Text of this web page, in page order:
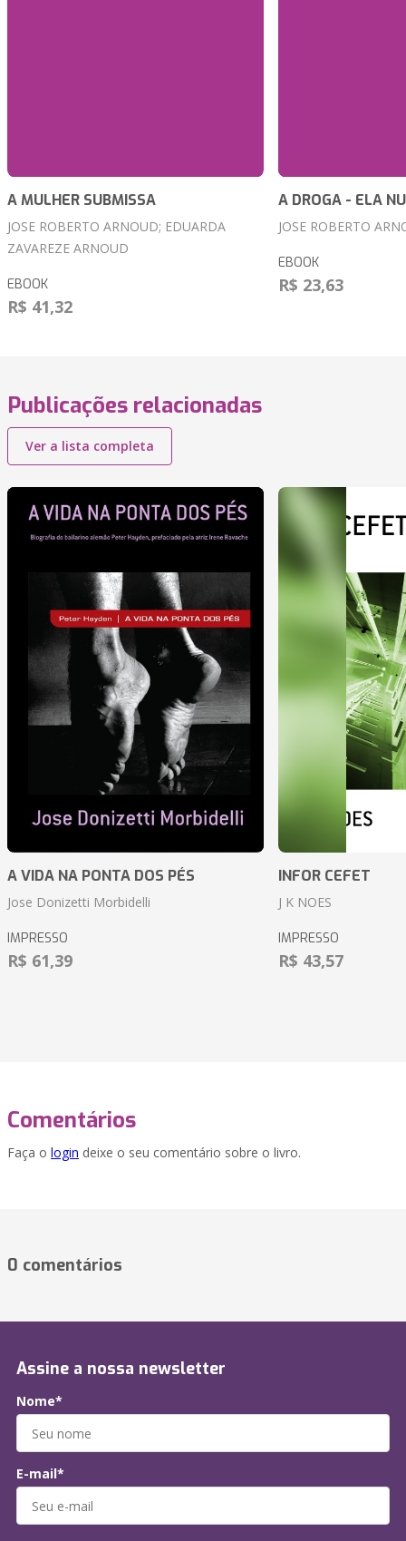
A MULHER SUBMISSA
JOSE ROBERTO ARNOUD; EDUARDA
ZAVAREZE ARNOUD
EBOOK
R$ 41,32
A DROGA - ELA
JOSE ROBERTO
EBOOK
R$ 23,63
Publicações relacionadas
Ver a lista completa
A VIDA NA PONTA DOS PÉS
Jose Donizetti Morbidelli
IMPRESSO
R$ 61,39
INFOR CEFET
J K NOES
IMPRESSO
R$ 43,57
Comentários
Faça o login deixe o seu comentário sobre o livro.
0 comentários
Assine a nossa newsletter
Nome*
E-mail*